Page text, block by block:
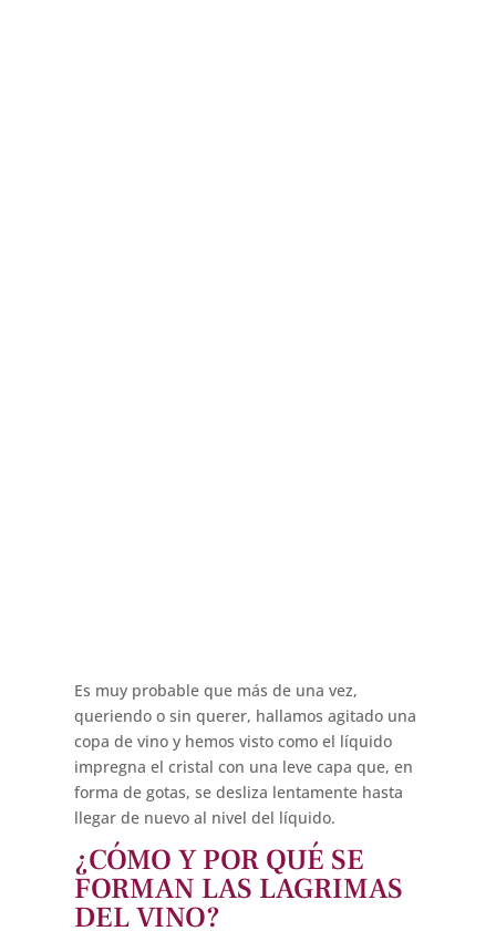
Es muy probable que más de una vez,
queriendo o sin querer, hallamos agitado una
copa de vino y hemos visto como el líquido
impregna el cristal con una leve capa que, en
forma de gotas, se desliza lentamente hasta
llegar de nuevo al nivel del líquido.
¿CÓMO Y POR QUÉ SE
FORMAN LAS LAGRIMAS
DEL VINO?